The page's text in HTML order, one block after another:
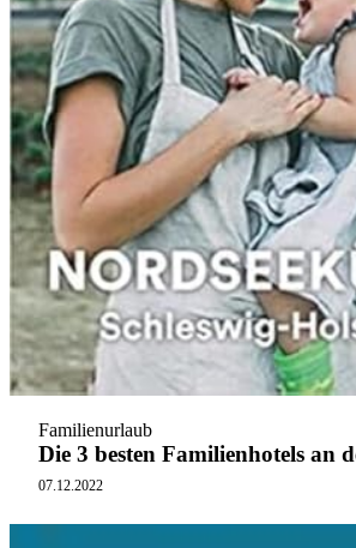
Familienurlaub
Die 3 besten Familienhotels an
07.12.2022